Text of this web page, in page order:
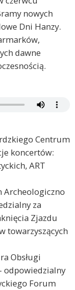
nowych
Dni Hanzy.
dawne
Centrum
koncertów:
ART
Archeologiczno
za
Zjazdu
towarzyszących
Obsługi
odpowiedzialny
Forum